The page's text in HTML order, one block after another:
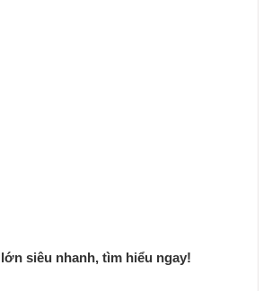
siêu nhanh, tìm hiểu ngay!